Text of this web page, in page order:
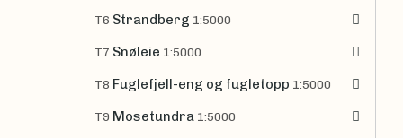
T6 Strandberg 1:5000
T7 Snøleie 1:5000
T8 Fuglefjell-eng og fugletopp 1:5000
T9 Mosetundra 1:5000